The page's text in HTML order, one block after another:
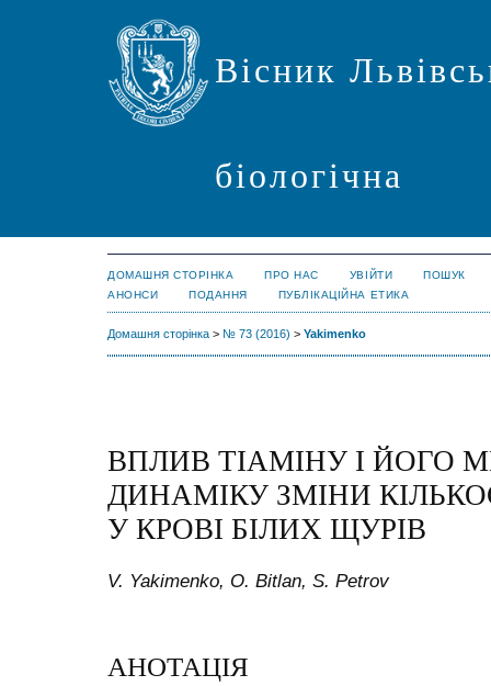
Вісник
біологічна
ДОМАШНЯ СТОРІНКА ПРО НАС УВІЙТИ
ПОШУК
АНОНСИ
ПОДАННЯ ПУБЛІКАЦІЙНА ЕТИКА
Домашня сторінка > № 73 (2016) > Yakimenko
ВПЛИВ ТІАМІНУ І ЙОГО
ДИНАМІКУ ЗМІНИ
У КРОВІ БІЛИХ ЩУРІВ
V. Yakimenko, O. Bitlan, S. Petrov
АНОТАЦІЯ